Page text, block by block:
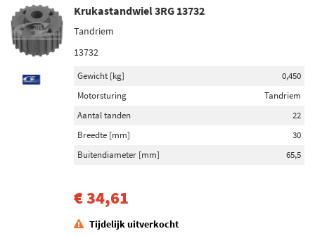
Krukastandwiel 3RG 13732
Tandriem
13732
Gewicht [kg]
0,450
Motorsturing
Tandriem
Aantal tanden
22
Breedte [mm]
30
Buitendiameter [mm]
65,5
€ 34,61
Tijdelijk uitverkocht